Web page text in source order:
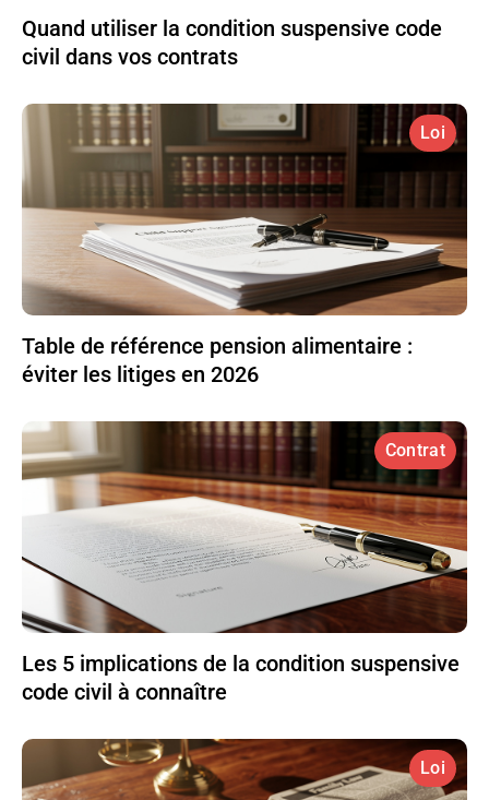
Quand utiliser la condition suspensive code
civil dans vos contrats
Loi
Table de référence pension alimentaire :
éviter les litiges en 2026
Contrat
Les 5 implications de la condition suspensive
code civil à connaître
Loi